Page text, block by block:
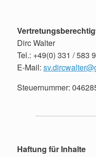
Dirc Walter
Tel.: +49(0) 331 / 583
E-Mail:
Steuernummer:
Haftung für Inhalte